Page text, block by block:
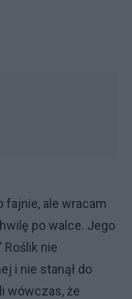
fajnie, ale wracam
po walce. Jego
nie
i nie stanął do
wówczas, że